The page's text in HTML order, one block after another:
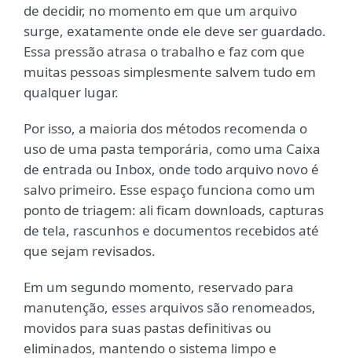
de decidir, no momento em que um arquivo
surge, exatamente onde ele deve ser guardado.
Essa pressão atrasa o trabalho e faz com que
muitas pessoas simplesmente salvem tudo em
qualquer lugar.
Por isso, a maioria dos métodos recomenda o
uso de uma pasta temporária, como uma Caixa
de entrada ou Inbox, onde todo arquivo novo é
salvo primeiro. Esse espaço funciona como um
ponto de triagem: ali ficam downloads, capturas
de tela, rascunhos e documentos recebidos até
que sejam revisados.
Em um segundo momento, reservado para
manutenção, esses arquivos são renomeados,
movidos para suas pastas definitivas ou
eliminados, mantendo o sistema limpo e